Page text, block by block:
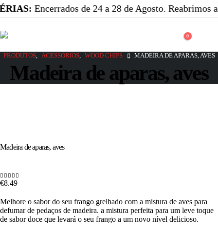
Encerrados de 24 a 28 de Agosto. Reabrimos
0
Madeira de aparas, aves
PRODUTOS, ACESSÓRIOS, WOOD CHIPS MADEIRA DE APARAS, AVES
Madeira de aparas, aves
0out of 5
€8.49
Melhore o sabor do seu frango grelhado com a mistura de aves para
defumar de pedaços de madeira. a mistura perfeita para um leve toque
de sabor doce que levará o seu frango a um novo nível delicioso.